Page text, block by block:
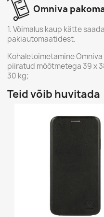
Omniva
1. Võimalus kaup kätte
pakiautomaatidest.
Kohaletoimetamine
piiratud mõõtmetega 39 x
30 kg;
Teid võib huvitada